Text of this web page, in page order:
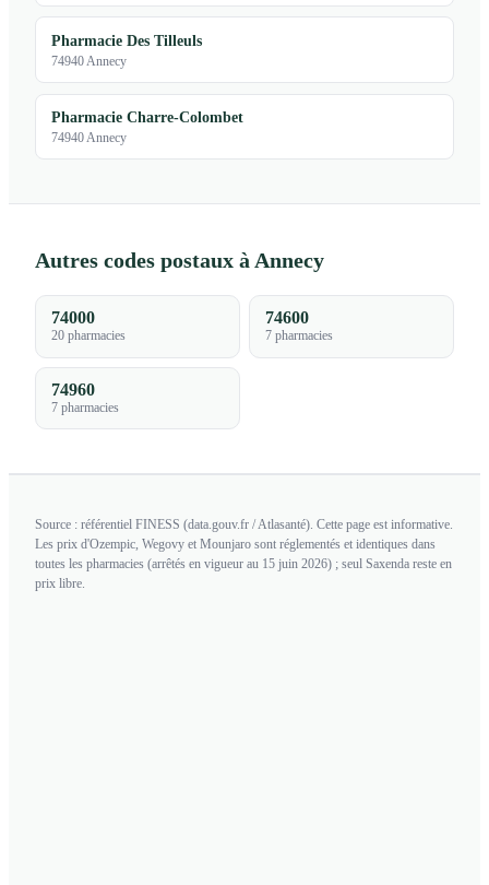
Pharmacie Des Tilleuls
74940 Annecy
Pharmacie Charre-Colombet
74940 Annecy
Autres codes postaux à Annecy
74000
20 pharmacies
74600
7 pharmacies
74960
7 pharmacies
Source : référentiel FINESS (data.gouv.fr / Atlasanté). Cette page est informative.
Les prix d'Ozempic, Wegovy et Mounjaro sont réglementés et identiques dans
toutes les pharmacies (arrêtés en vigueur au 15 juin 2026) ; seul Saxenda reste en
prix libre.